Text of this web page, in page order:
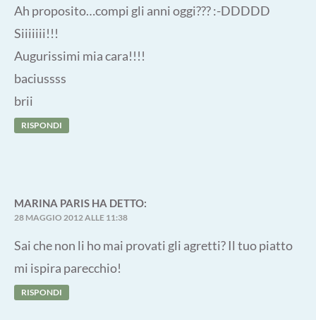
Ah proposito…compi gli anni oggi??? :-DDDDD
Siiiiiii!!!
Augurissimi mia cara!!!!
baciussss
brii
RISPONDI
MARINA PARIS HA DETTO:
28 MAGGIO 2012 ALLE 11:38
Sai che non li ho mai provati gli agretti? Il tuo piatto
mi ispira parecchio!
RISPONDI